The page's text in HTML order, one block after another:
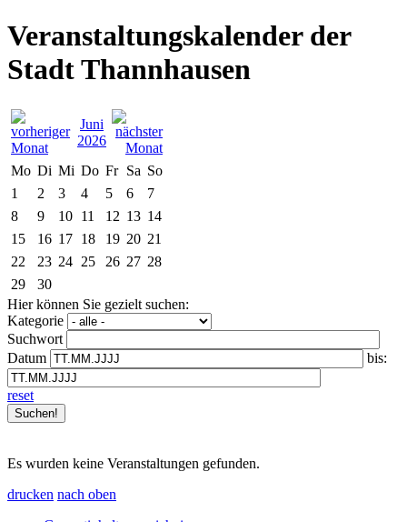
Veranstaltungskalender der
Stadt Thannhausen
Juni
2026
Mo Di Mi Do Fr Sa So
1
2 3 4 5 6
7
8
9 10 11 12 13 14
15
16 17 18 19 20 21
22
23 24 25 26 27 28
29
30
Hier können Sie gezielt suchen:
Kategorie
Suchwort
Datum
bis:
reset
Es wurden keine Veranstaltungen gefunden.
drucken nach oben